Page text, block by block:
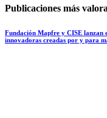
Publicaciones más
Fundación Mapfre y CISE lanzan
innovadoras creadas por y para